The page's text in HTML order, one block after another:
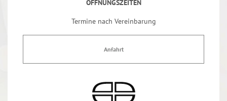
ÖFFNUNGSZEITEN
Termine nach Vereinbarung
Anfahrt